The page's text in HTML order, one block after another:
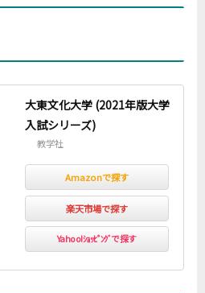
大東文化大学 (2021年版大学
入試シリーズ)
教学社
Amazonで探す
楽天市場で探す
Yahoo!ｼｮｯﾋﾟﾝｸﾞで探す